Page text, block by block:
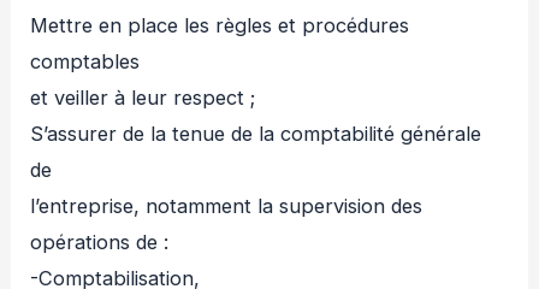
Mettre en place les règles et procédures
comptables
et veiller à leur respect ;
S’assurer de la tenue de la comptabilité générale
de
l’entreprise, notamment la supervision des
opérations de :
-Comptabilisation,